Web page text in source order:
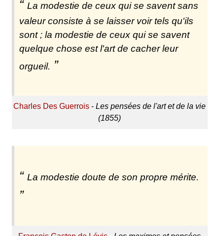
La modestie de ceux qui se savent sans
valeur consiste à se laisser voir tels qu'ils
sont ; la modestie de ceux qui se savent
quelque chose est l'art de cacher leur
orgueil.
Charles Des Guerrois -Les pensées de l'art et de la vie
(1855)
La modestie doute de son propre mérite.